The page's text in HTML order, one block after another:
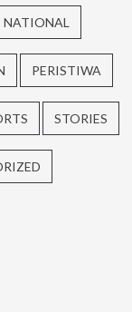
NATIONAL
PERISTIWA
STORIES